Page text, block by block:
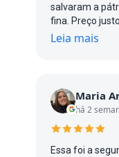
salvaram a
fina. Preço
vcs, pontual,
Leia mais
há 2
Essa foi a